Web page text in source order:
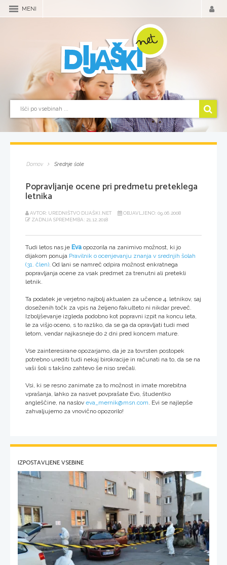
MENI
Domov Srednje šole
Popravljanje ocene pri predmetu preteklega
letnika
AVTOR: UREDNIŠTVO DIJAŠKI.NET
OBJAVLJENO: 09.06.2008
ZADNJA SPREMEMBA: 21.12.2018
Tudi letos nas je Eva opozorila na zanimivo možnost, ki jo
dijakom ponuja Pravilnik o ocenjevanju znanja v srednjih šolah
(31. člen) . Od lani se namreč odpira možnost enkratnega
popravljanja ocene za vsak predmet za trenutni ali pretekli
letnik.
Ta podatek je verjetno najbolj aktualen za učence 4. letnikov, saj
doseženih točk za vpis na željeno fakulteto ni nikdar preveč.
Izboljševanje izgleda podobno kot popravni izpit na koncu leta,
le za višjo oceno, s to razliko, da se ga da opravljati tudi med
letom, vendar najkasneje do 2 dni pred koncem mature.
Vse zainteresirane opozarjamo, da je za tovrsten postopek
potrebno urediti tudi nekaj birokracije in računati na to, da se na
vaši šoli s takšno zahtevo še niso srečali.
Vsi, ki se resno zanimate za to možnost in imate morebitna
vprašanja, lahko za nasvet povprašate Evo, študentko
angleščine, na naslov eva_mernik@msn.com . Evi se najlepše
zahvaljujemo za vnovično opozorilo!
IZPOSTAVLJENE VSEBINE